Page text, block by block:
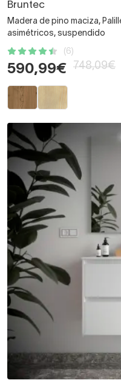
Bruntec
Madera de pino maciza,
asimétricos, suspendido
(6)
590,99€ 748,09€